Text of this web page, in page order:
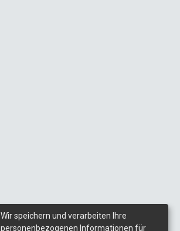
Wir speichern und verarbeiten Ihre
personenbezogenen Informationen für